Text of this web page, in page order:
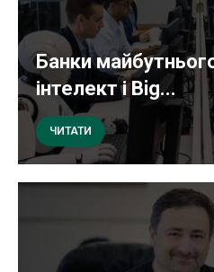
Банки
інтелект і Big...
ЧИТАТИ